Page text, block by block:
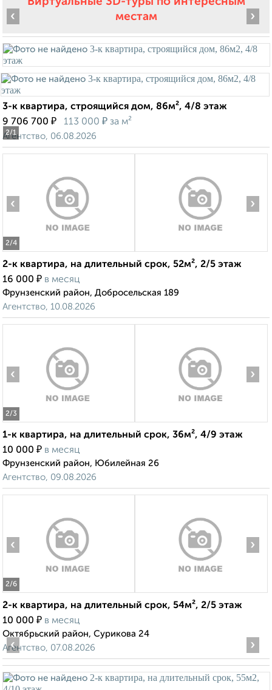
местам
2/1
‹ ›
3-к квартира, строящийся дом, 86м², 4/8 этаж
9 706 700 ₽ 113 000 ₽ за м²
Агентство, 06.08.2026
2/4
‹ ›
2-к квартира, на длительный срок, 52м², 2/5 этаж
16 000 ₽ в месяц
Фрунзенский район, Добросельская 189
Агентство, 10.08.2026
2/3
‹ ›
1-к квартира, на длительный срок, 36м², 4/9 этаж
10 000 ₽ в месяц
Фрунзенский район, Юбилейная 26
Агентство, 09.08.2026
2/6
‹ ›
2-к квартира, на длительный срок, 54м², 2/5 этаж
10 000 ₽ в месяц
Октябрьский район, Сурикова 24
Агентство, 07.08.2026
‹ ›